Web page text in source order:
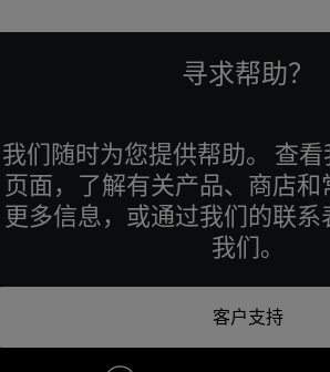
寻求帮助？
我们随时为您提供帮助。 查
页面，了解有关产品、商店
更多信息，或通过我们的联系
我们。
客户支持